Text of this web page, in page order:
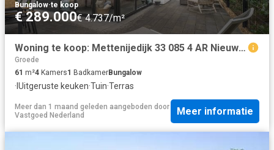
Bungalow·te koop
€ 289.000€ 4.737/m²
Woning te koop: Mettenijedijk 33 085 4 AR Nieuwvliet Vastgoed Nederland
Groede
61 m²4 Kamers1 BadkamerBungalow
· IUitgeruste keuken·Tuin·Terras
Meer dan 1 maand geleden aangeboden door
Vastgoed Nederland
Meer informatie